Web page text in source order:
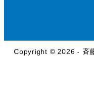
Copyright © 2026 - 斉